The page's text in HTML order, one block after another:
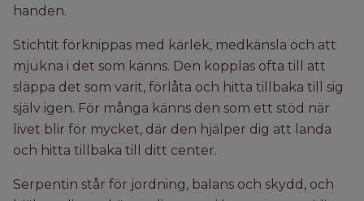
handen.
Stichtit förknippas med kärlek, medkänsla och att
mjukna i det som känns. Den kopplas ofta till att
släppa det som varit, förlåta och hitta tillbaka till sig
själv igen. För många känns den som ett stöd när
livet blir för mycket, där den hjälper dig att landa
och hitta tillbaka till ditt center.
Serpentin står för jordning, balans och skydd, och